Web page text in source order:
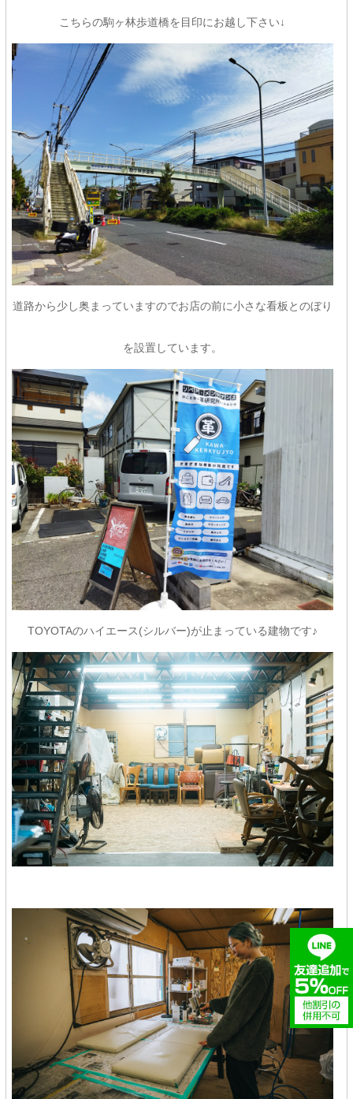
こちらの駒ヶ林歩道橋を目印にお越し下さい↓
道路から少し奥まっていますのでお店の前に小さな看板とのぼり
を設置しています。
TOYOTAのハイエース(シルバー)が止まっている建物です♪